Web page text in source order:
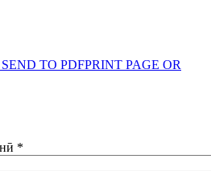
PRINT PAGE OR
*